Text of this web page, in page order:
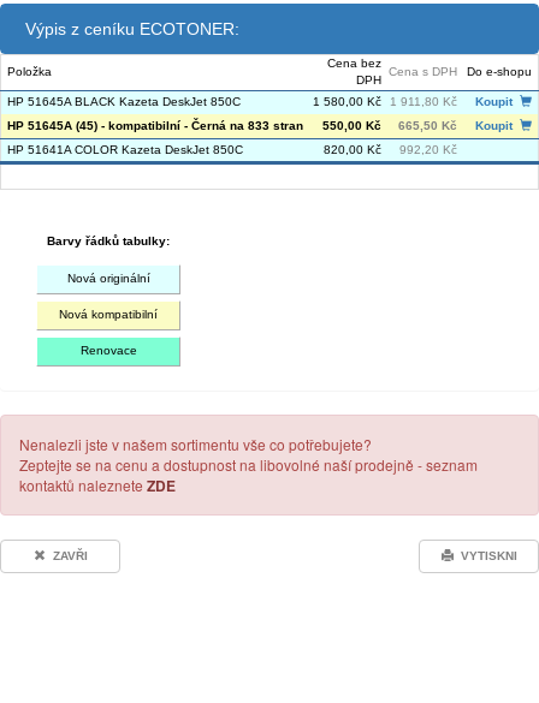
Výpis z ceníku ECOTONER:
Položka
Cena bez
DPH
Cena s DPH Do e-shopu
HP 51645A BLACK Kazeta DeskJet 850C 1 580,00 Kč 1 911,80 Kč
Koupit
HP 51645A (45) - kompatibilní - Černá na 833 stran
550,00 Kč 665,50 Kč
Koupit
HP 51641A COLOR Kazeta DeskJet 850C
820,00 Kč 992,20 Kč
Barvy řádků tabulky:
Nová originální
Nová kompatibilní
Renovace
Nenalezli jste v našem sortimentu vše co potřebujete?
Zeptejte se na cenu a dostupnost na libovolné naší prodejně - seznam
kontaktů naleznete ZDE
ZAVŘI VYTISKNI